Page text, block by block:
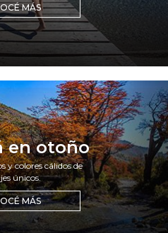
MÁS
en otoño
y colores cálidos de
únicos.
MÁS